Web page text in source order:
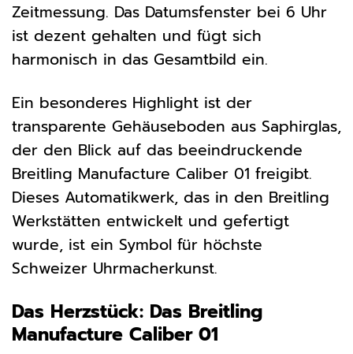
Zeitmessung. Das Datumsfenster bei 6 Uhr
ist dezent gehalten und fügt sich
harmonisch in das Gesamtbild ein.
Ein besonderes Highlight ist der
transparente Gehäuseboden aus Saphirglas,
der den Blick auf das beeindruckende
Breitling Manufacture Caliber 01 freigibt.
Dieses Automatikwerk, das in den Breitling
Werkstätten entwickelt und gefertigt
wurde, ist ein Symbol für höchste
Schweizer Uhrmacherkunst.
Das Herzstück: Das Breitling
Manufacture Caliber 01